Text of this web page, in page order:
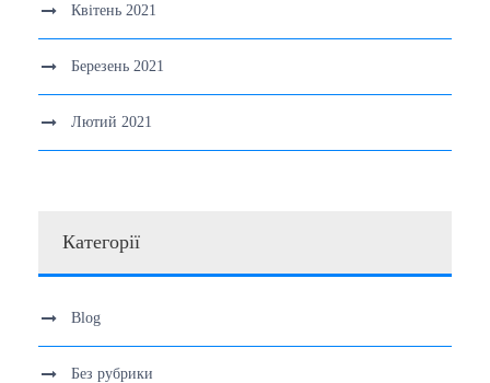
Квітень 2021
Березень 2021
Лютий 2021
Категорії
Blog
Без рубрики